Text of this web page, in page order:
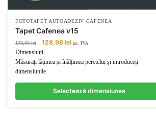
FOTOTAPET AUTOADEZIV CAFENEA
Tapet Cafenea v15
179,00lei
Prețul
inițial
a
fost:
128,98 leiPrețul
este:
inc. TVA
Dimensiuni
Măsurați lățimea și înălțimea peretelui și introduceți
dimensiunile
Selectează dimensiunea